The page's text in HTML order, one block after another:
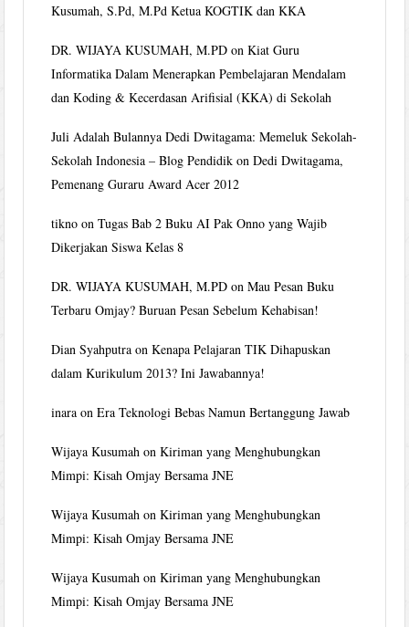
Kusumah, S.Pd, M.Pd Ketua KOGTIK dan KKA
DR. WIJAYA KUSUMAH, M.PD onKiat Guru
Informatika Dalam Menerapkan Pembelajaran Mendalam
dan Koding & Kecerdasan Arifisial (KKA) di Sekolah
Juli Adalah Bulannya Dedi Dwitagama: Memeluk Sekolah-
Sekolah Indonesia – Blog Pendidik onDedi Dwitagama,
Pemenang Guraru Award Acer 2012
tikno onTugas Bab 2 Buku AI Pak Onno yang Wajib
Dikerjakan Siswa Kelas 8
DR. WIJAYA KUSUMAH, M.PD onMau Pesan Buku
Terbaru Omjay? Buruan Pesan Sebelum Kehabisan!
Dian Syahputra onKenapa Pelajaran TIK Dihapuskan
dalam Kurikulum 2013? Ini Jawabannya!
inara onEra Teknologi Bebas Namun Bertanggung Jawab
Wijaya Kusumah onKiriman yang Menghubungkan
Mimpi: Kisah Omjay Bersama JNE
Wijaya Kusumah onKiriman yang Menghubungkan
Mimpi: Kisah Omjay Bersama JNE
Wijaya Kusumah onKiriman yang Menghubungkan
Mimpi: Kisah Omjay Bersama JNE